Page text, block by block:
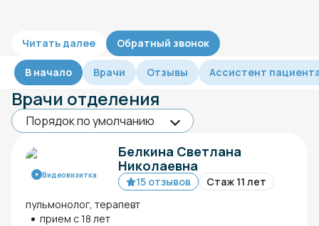
Читать далее Обратный звонок
В начало Врачи Отзывы Ассистент
Врачи отделения
Видеовизитка
Белкина Светлана
Николаевна
15 отзывов
Стаж 11 лет
пульмонолог, терапевт
прием с 18 лет